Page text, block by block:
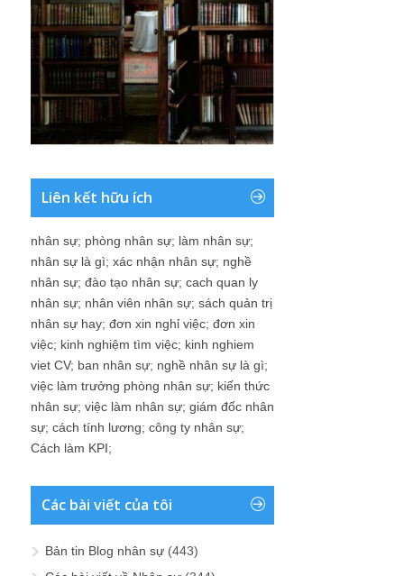
Liên kết hữu ích
nhân sự; phòng nhân sự; làm nhân sự;
nhân sự là gì; xác nhận nhân sự; nghề
nhân sự; đào tạo nhân sự; cach quan ly
nhân sự; nhân viên nhân sự; sách quản trị
nhân sự hay; đơn xin nghỉ việc; đơn xin
việc; kinh nghiệm tìm việc; kinh nghiem
viet CV; ban nhân sự; nghề nhân sự là gì;
việc làm trưởng phòng nhân sự; kiến thức
nhân sự; việc làm nhân sự; giám đốc nhân
sự; cách tính lương; công ty nhân sự;
Cách làm KPI;
Các bài viết của tôi
Bản tin Blog nhân sự (443)